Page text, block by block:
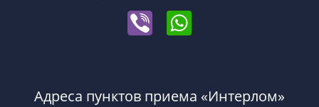
Адреса пунктов приема «Интерлом»